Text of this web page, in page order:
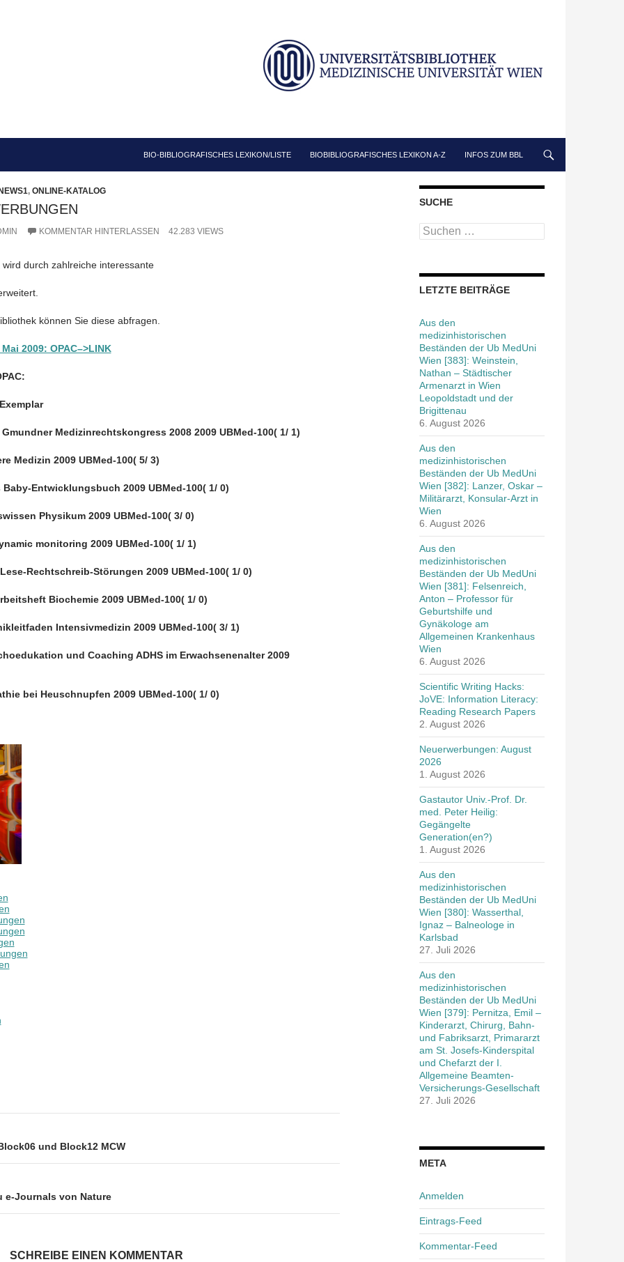
BIO-BIBLIOGRAFISCHES LEXIKON/LISTE
BIOBIBLIOGRAFISCHES LEXIKON A-Z INFOS ZUM BBL
NEWS1, ONLINE-KATALOG
KOMMENTAR HINTERLASSEN 42.283 VIEWS
durch zahlreiche interessante
können Sie diese abfragen.
2009: OPAC–>LINK
Medizinrechtskongress 2008 2009 UBMed-100( 1/ 1)
Medizin 2009 UBMed-100( 5/ 3)
Entwicklungsbuch 2009 UBMed-100( 1/ 0)
Physikum 2009 UBMed-100( 3/ 0)
monitoring 2009 UBMed-100( 1/ 1)
Rechtschreib-Störungen 2009 UBMed-100( 1/ 0)
Biochemie 2009 UBMed-100( 1/ 0)
Intensivmedizin 2009 UBMed-100( 3/ 1)
und Coaching ADHS im Erwachsenenalter 2009
bei Heuschnupfen 2009 UBMed-100( 1/ 0)
und Block12 MCW
e-Journals von Nature
SCHREIBE EINEN KOMMENTAR
SUCHE
Suchen
nach:
LETZTE BEITRÄGE
Aus den
medizinhistorischen
Beständen der Ub MedUni
Wien [383]: Weinstein,
Nathan – Städtischer
Armenarzt in Wien
Leopoldstadt und der
Brigittenau
6. August 2026
Aus den
medizinhistorischen
Beständen der Ub MedUni
Wien [382]: Lanzer, Oskar –
Militärarzt, Konsular-Arzt in
Wien
6. August 2026
Aus den
medizinhistorischen
Beständen der Ub MedUni
Wien [381]: Felsenreich,
Anton – Professor für
Geburtshilfe und
Gynäkologe am
Allgemeinen Krankenhaus
Wien
6. August 2026
Scientific Writing Hacks:
JoVE: Information Literacy:
Reading Research Papers
2. August 2026
Neuerwerbungen: August
2026
1. August 2026
Gastautor Univ.-Prof. Dr.
med. Peter Heilig:
Gegängelte
Generation(en?)
1. August 2026
Aus den
medizinhistorischen
Beständen der Ub MedUni
Wien [380]: Wasserthal,
Ignaz – Balneologe in
Karlsbad
27. Juli 2026
Aus den
medizinhistorischen
Beständen der Ub MedUni
Wien [379]: Pernitza, Emil –
Kinderarzt, Chirurg, Bahn-
und Fabriksarzt, Primararzt
am St. Josefs-Kinderspital
und Chefarzt der I.
Allgemeine Beamten-
Versicherungs-Gesellschaft
27. Juli 2026
META
Anmelden
Eintrags-Feed
Kommentar-Feed